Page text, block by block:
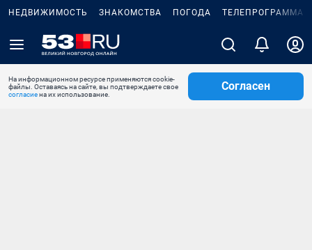
НЕДВИЖИМОСТЬ ЗНАКОМСТВА ПОГОДА ТЕЛЕПРОГРАММА
На информационном ресурсе применяются cookie-
файлы. Оставаясь на сайте, вы подтверждаете свое
согласиена их использование.
Согласен